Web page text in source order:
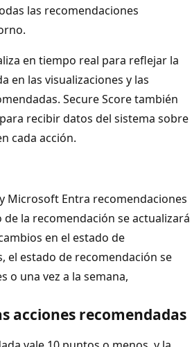
las recomendaciones
en tiempo real para reflejar la
en las visualizaciones y las
Secure Score también
recibir datos del sistema sobre
cada acción.
Microsoft Entra recomendaciones
de la recomendación se actualizará
en el estado de
el estado de recomendación se
o una vez a la semana,
acciones recomendadas